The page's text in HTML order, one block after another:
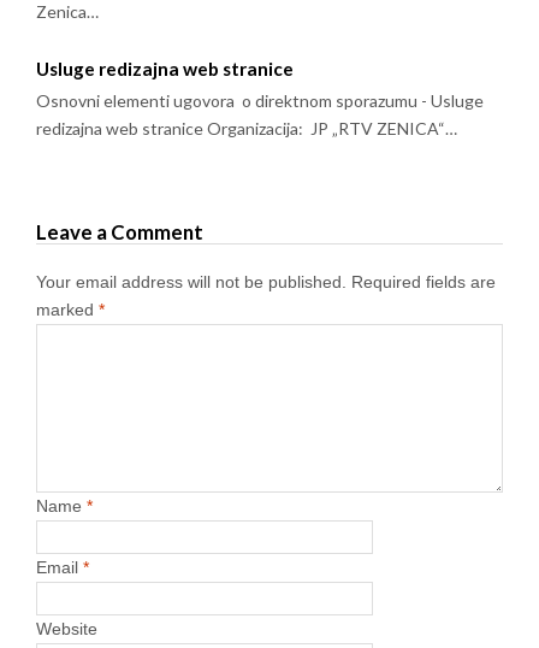
Zenica…
Usluge redizajna web stranice
Osnovni elementi ugovora o direktnom sporazumu - Usluge
redizajna web stranice Organizacija: JP „RTV ZENICA“…
Leave a Comment
Your email address will not be published.
Required fields are
marked *
Name *
Email *
Website